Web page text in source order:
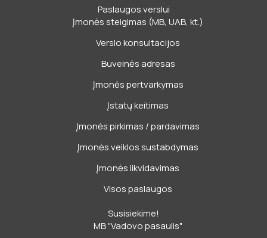
Paslaugos verslui
Įmonės steigimas (MB, UAB, kt.)
Verslo konsultacijos
Buveinės adresas
Įmonės pertvarkymas
Įstatų keitimas
Įmonės pirkimas / pardavimas
Įmonės veiklos sustabdymas
Įmonės likvidavimas
Visos paslaugos
Susisiekime!
MB "Vadovo pasaulis"